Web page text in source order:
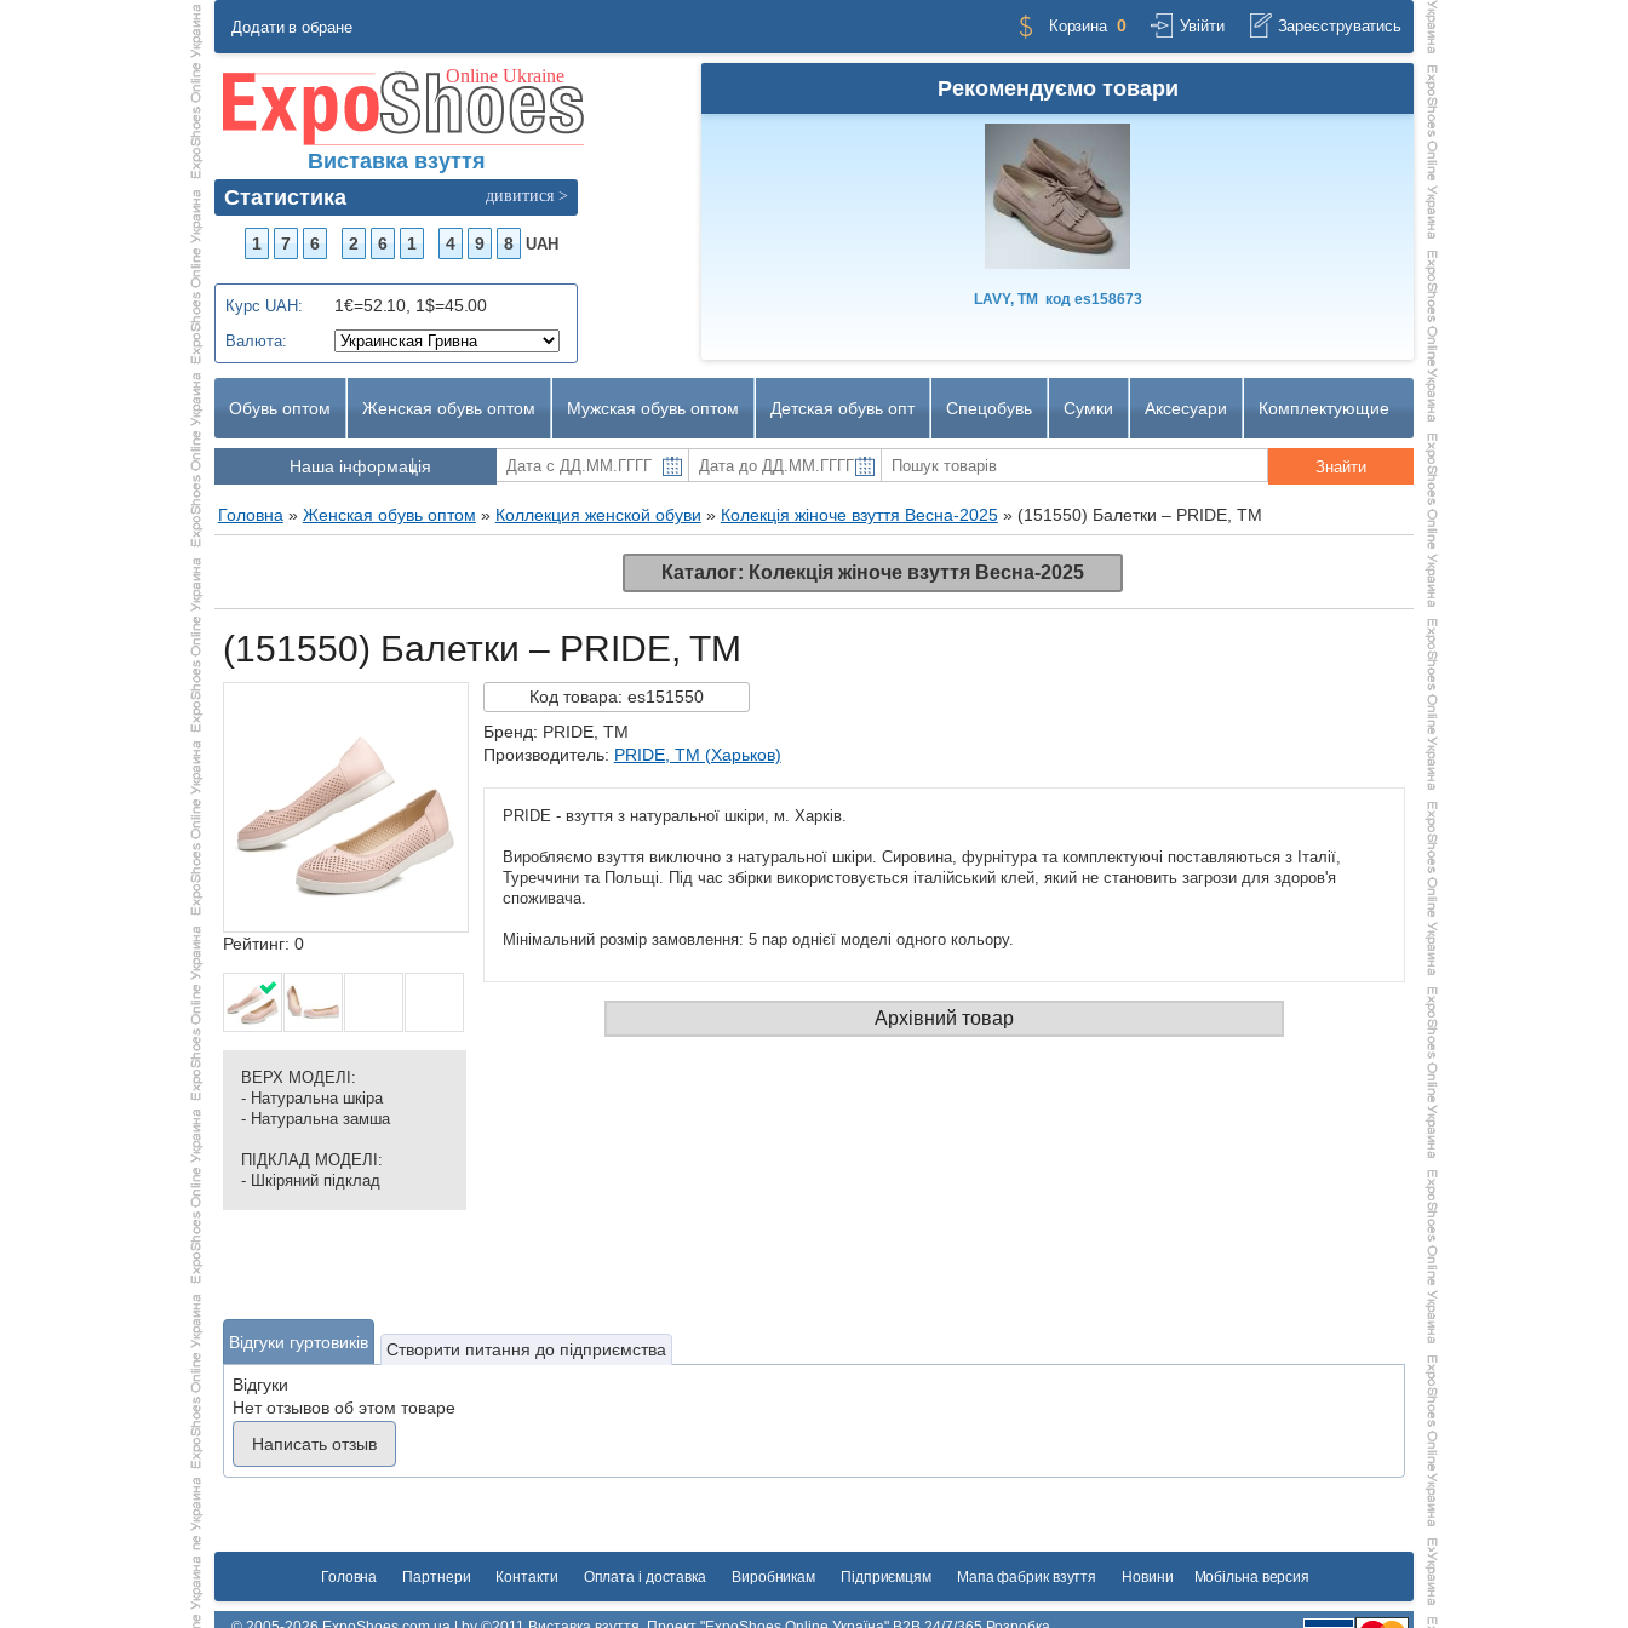
Додати в обране Корзина 0 Увійти Зареєструватись
Виставка взуття
Статистика
дивитися >
1 7 6 2 6 1 4 9 8 UAH
Курс UAH: 1€=52.10, 1$=45.00
Валюта:
Рекомендуємо товари
LAVY, TM кодes158673
Обувь оптом Женская обувь оптом Мужская обувь оптом Детская обувь опт Спецобувь Сумки Аксесуари Комплектующие
Наша інформація
Головна » Женская обувь оптом » Коллекция женской обуви » Колекція жіноче взуття Весна-2025» (151550) Балетки – PRIDE, TM
Каталог: Колекція жіноче взуття Весна-2025
(151550) Балетки – PRIDE, TM
Рейтинг: 0
ВЕРХ МОДЕЛІ:
- Натуральна шкіра
- Натуральна замша
ПІДКЛАД МОДЕЛІ:
- Шкіряний підклад
Кодтовара: es151550
Бренд: PRIDE, TM
Производитель: PRIDE, TM (Харьков)
PRIDE - взуття з натуральної шкіри, м. Харків.
Виробляємо взуття виключно з натуральної шкіри. Сировина, фурнітура та комплектуючі поставляються з Італії,
Туреччини та Польщі. Під час збірки використовується італійський клей, який не становить загрози для здоров'я
споживача.
Мінімальний розмір замовлення: 5 пар однієї моделі одного кольору.
Архівний товар
Відгуки гуртовиків
Створити питання до підприємства
Відгуки
Нет отзывов об этом товаре
Написать отзыв
Головна Партнери Контакти Оплата і доставка Виробникам Підприємцям Мапа фабрик взуття Новини Мобільна версия